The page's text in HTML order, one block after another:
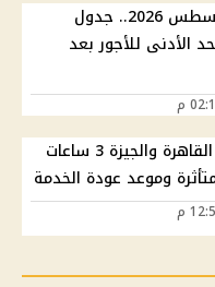
موعد صرف مرتبات أغسطس 2026.. جدول
الأدنى للأجور بعد
قطع مياه الشرب في القاهرة والجيزة 3 ساعات
وموعد عودة الخدمة